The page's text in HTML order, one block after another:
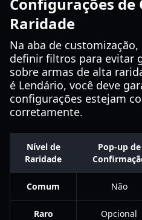
Raridade
Na aba de
definir filtros para evitar
sobre armas de alta
é Lendário, você deve
configurações estejam
corretamente.
Nível de
Raridade
Pop-up de
Comum Não
Raro Opcional